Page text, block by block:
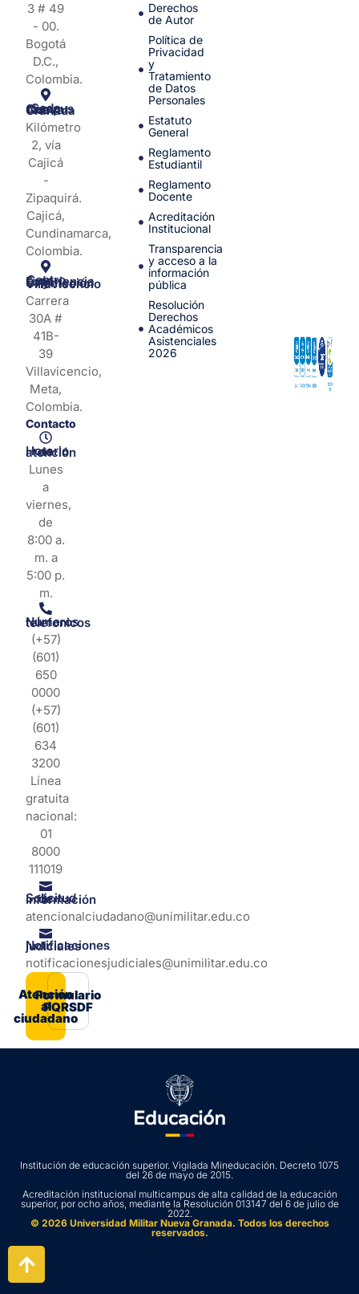
3 # 49
- 00.
Bogotá
D.C.,
Colombia.
Sede Campus Nueva Granada
Kilómetro
2, vía
Cajicá
-
Zipaquirá.
Cajicá,
Cundinamarca,
Colombia.
Centro de Experiencia y Orientación Villavicencio
Carrera
30A #
41B-
39
Villavicencio,
Meta,
Colombia.
Contacto
Horario de atención
Lunes
a
viernes,
de
8:00 a.
m. a
5:00 p.
m.
Números telefonicos
(+57)
(601)
650
0000
(+57)
(601)
634
3200
Línea
gratuita
nacional:
01
8000
111019
Solicitud de información
atencionalciudadano@unimilitar.edu.co
Notificaciones judiciales
notificacionesjudiciales@unimilitar.edu.co
Atención
al
ciudadano
Formulario
PQRSDF
Derechos
de Autor
Política de
Privacidad
y
Tratamiento
de Datos
Personales
Estatuto
General
Reglamento
Estudiantil
Reglamento
Docente
Acreditación
Institucional
Transparencia
y acceso a la
información
pública
Resolución
Derechos
Académicos
Asistenciales
2026
Institución de educación superior. Vigilada Mineducación. Decreto 1075
del 26 de mayo de 2015.
Acreditación institucional multicampus de alta calidad de la educación
superior, por ocho años, mediante la Resolución 013147 del 6 de julio de
2022.
© 2026 Universidad Militar Nueva Granada. Todos los derechos
reservados.